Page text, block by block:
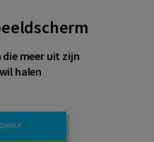
meer uit zijn
halen